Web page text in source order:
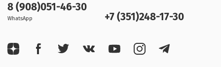
8 (908)051-46-30
WhatsApp +7 (351)248-17-30